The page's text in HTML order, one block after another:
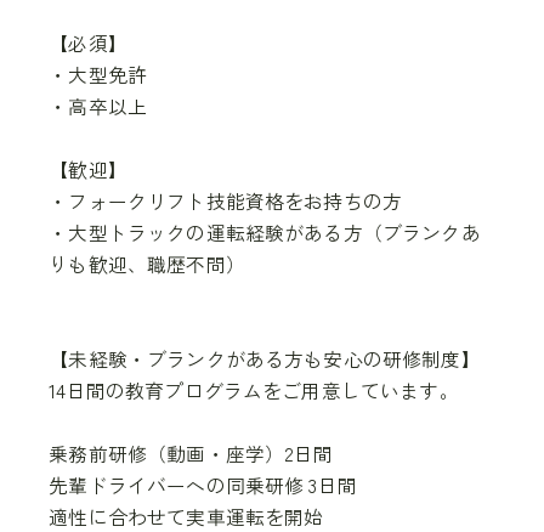
【必須】
・大型免許
・高卒以上
【歓迎】
・フォークリフト技能資格をお持ちの方
・大型トラックの運転経験がある方（ブランクあ
りも歓迎、職歴不問）
【未経験・ブランクがある方も安心の研修制度】
14日間の教育プログラムをご用意しています。
乗務前研修（動画・座学）2日間
先輩ドライバーへの同乗研修 3日間
適性に合わせて実車運転を開始